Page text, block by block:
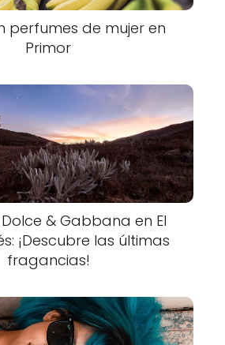
perfumes de mujer en
Primor
& Gabbana en El
¡Descubre las últimas
fragancias!